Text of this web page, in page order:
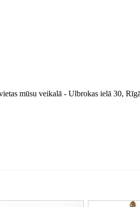
mūsu veikalā - Ulbrokas ielā 30,